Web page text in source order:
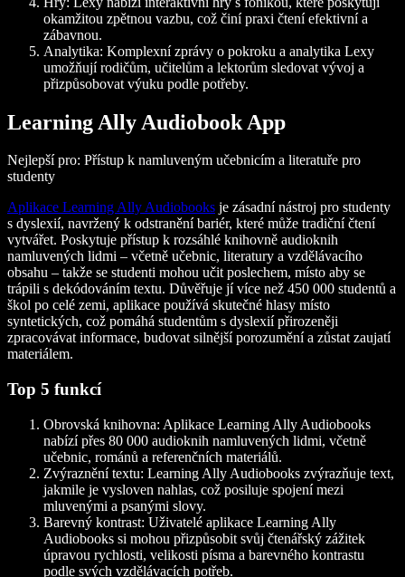
okamžitou zpětnou vazbu, což činí praxi čtení efektivní a
zábavnou.
Analytika: Komplexní zprávy o pokroku a analytika Lexy
umožňují rodičům, učitelům a lektorům sledovat vývoj a
přizpůsobovat výuku podle potřeby.
Learning Ally Audiobook App
Nejlepší pro: Přístup k namluveným učebnicím a literatuře pro
studenty
Aplikace Learning Ally Audiobooks je zásadní nástroj pro studenty
s dyslexií, navržený k odstranění bariér, které může tradiční čtení
vytvářet. Poskytuje přístup k rozsáhlé knihovně audioknih
namluvených lidmi – včetně učebnic, literatury a vzdělávacího
obsahu – takže se studenti mohou učit poslechem, místo aby se
trápili s dekódováním textu. Důvěřuje jí více než 450 000 studentů a
škol po celé zemi, aplikace používá skutečné hlasy místo
syntetických, což pomáhá studentům s dyslexií přirozeněji
zpracovávat informace, budovat silnější porozumění a zůstat zaujatí
materiálem.
Top 5 funkcí
Obrovská knihovna: Aplikace Learning Ally Audiobooks
nabízí přes 80 000 audioknih namluvených lidmi, včetně
učebnic, románů a referenčních materiálů.
Zvýraznění textu: Learning Ally Audiobooks zvýrazňuje text,
jakmile je vysloven nahlas, což posiluje spojení mezi
mluvenými a psanými slovy.
Barevný kontrast: Uživatelé aplikace Learning Ally
Audiobooks si mohou přizpůsobit svůj čtenářský zážitek
úpravou rychlosti, velikosti písma a barevného kontrastu
podle svých vzdělávacích potřeb.